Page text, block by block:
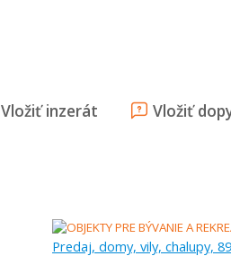
Vložiť inzerát Vložiť
Predaj, domy, vily, chalupy,